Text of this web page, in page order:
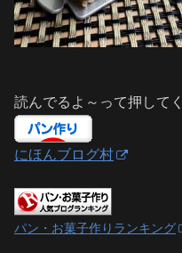
読んでるよ～って押して
にほんブログ村
パン・お菓子作りランキング